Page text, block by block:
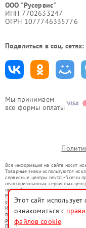
Мы принимаем
все формы оплаты
ООО "Русервис"
ИНН 7702633247
ОГРН 1077746335776
Поделиться в соц. сетях:
Вся информация на сайте носит
Товарные знаки используются
сервисные центры nnv.tcl-fixer.ru
неавторизованных сервисных
правообладателями товарных
Ремонт осуществляется для
со статьей 1487 ГК РФ.
Использование товарных знаков
потребителей в заблуждение, а
ремонту техники указанных брендов.
Представленная на сайте
Этот сайт
ознакомиться с
файлов cookie